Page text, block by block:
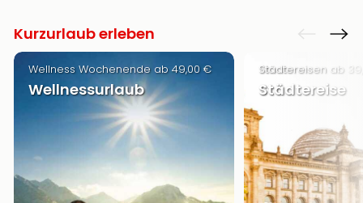
Kurzurlaub erleben
Wellness Wochenende ab 49,00 €
Wellnessurlaub
Städtereisen ab
Städtereise